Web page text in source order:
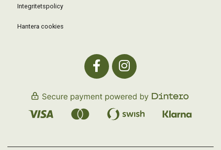
Integritetspolicy
Hantera cookies